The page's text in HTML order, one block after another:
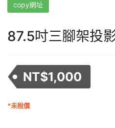
copy網址
87.5吋三腳架投
NT$1,000
*未稅價